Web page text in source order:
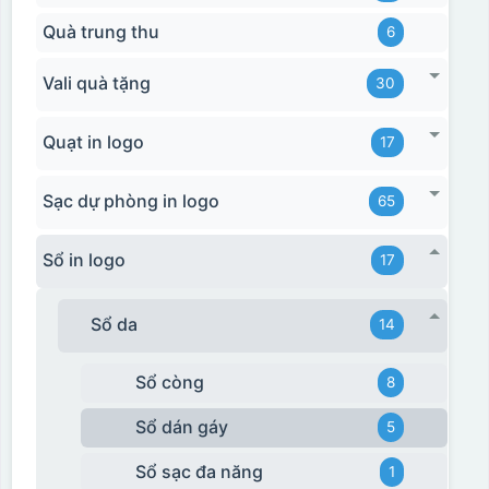
Quà trung thu 6
Vali quà tặng 30
Quạt in logo 17
Sạc dự phòng in logo 65
Sổ in logo 17
Sổ da 14
Sổ còng 8
Sổ dán gáy 5
Sổ sạc đa năng 1